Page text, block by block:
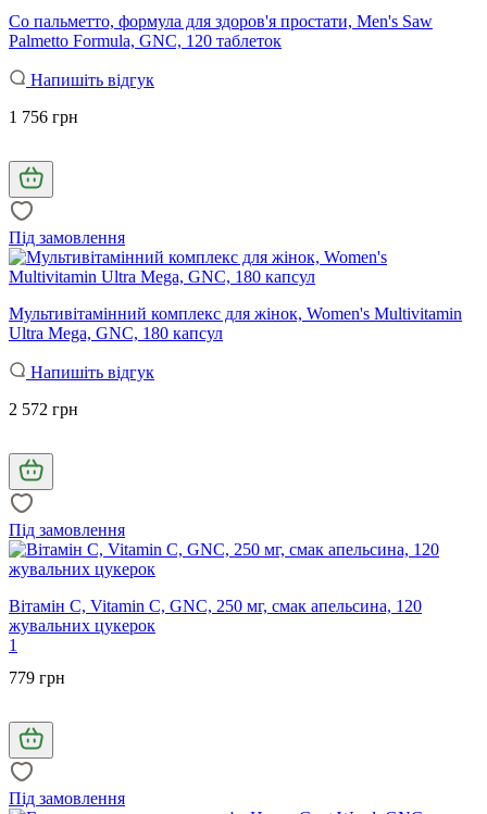
Со пальметто, формула для здоров'я простати, Men's Saw
Palmetto Formula, GNC, 120 таблеток
Напишіть відгук
1 756 грн
Під замовлення
Мультивітамінний комплекс для жінок, Women's Multivitamin
Ultra Mega, GNC, 180 капсул
Напишіть відгук
2 572 грн
Під замовлення
Вітамін С, Vitamin C, GNC, 250 мг, смак апельсина, 120
жувальних цукерок
1
779 грн
Під замовлення